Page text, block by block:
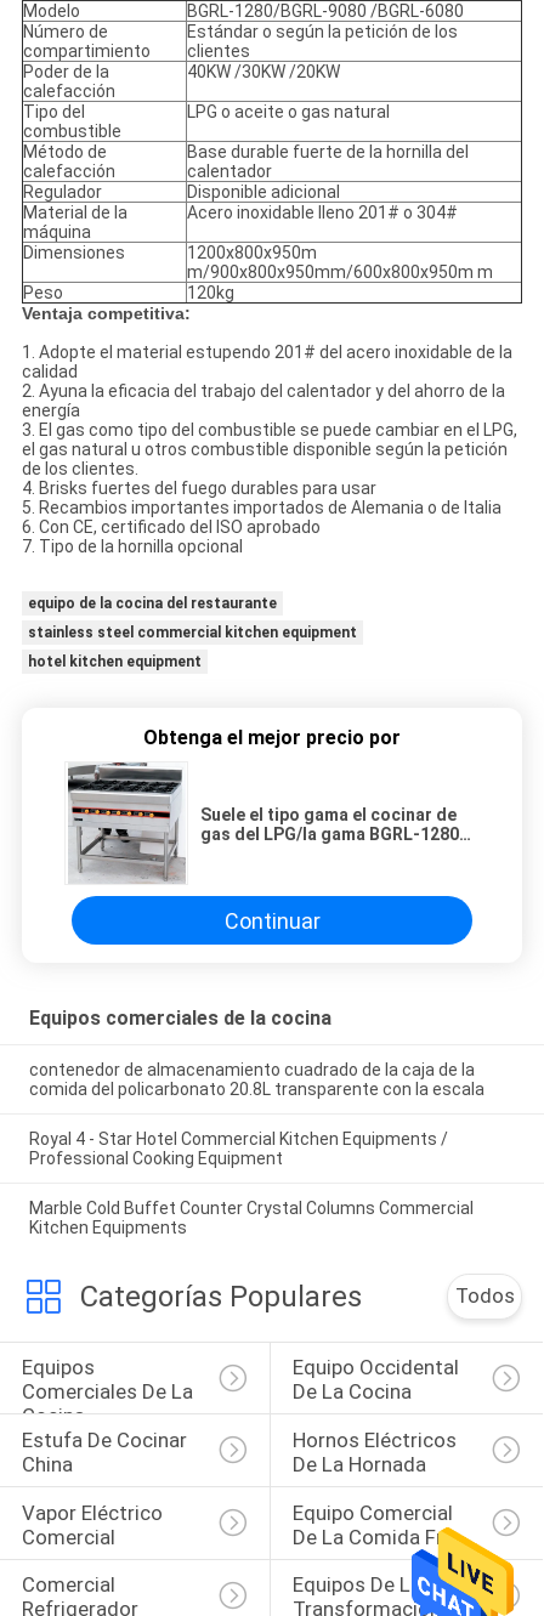
Modelo
BGRL-1280/BGRL-9080 /BGRL-6080
Número de
compartimiento
Estándar o según la petición de los
clientes
Poder de la
calefacción
40KW /30KW /20KW
Tipo del
combustible
LPG o aceite o gas natural
Método de
calefacción
Base durable fuerte de la hornilla del
calentador
Regulador
Disponible adicional
Material de la
máquina
Acero inoxidable lleno 201# o 304#
Dimensiones
1200x800x950m
m/900x800x950mm/600x800x950m m
Peso
120kg
Ventaja competitiva:
1. Adopte el material estupendo 201# del acero inoxidable de la
calidad
2. Ayuna la eficacia del trabajo del calentador y del ahorro de la
energía
3. El gas como tipo del combustible se puede cambiar en el LPG,
el gas natural u otros combustible disponible según la petición
de los clientes.
4. Brisks fuertes del fuego durables para usar
5. Recambios importantes importados de Alemania o de Italia
6. Con CE, certificado del ISO aprobado
7. Tipo de la hornilla opcional
equipo de la cocina del restaurante
stainless steel commercial kitchen equipment
hotel kitchen equipment
Obtenga el mejor precio por
Suele el tipo gama el cocinar de
gas del LPG/la gama BGRL-1280
Continuar
Equipos comerciales de la cocina
contenedor de almacenamiento cuadrado de la caja de la
comida del policarbonato 20.8L transparente con la escala
Royal 4 - Star Hotel Commercial Kitchen Equipments /
Professional Cooking Equipment
Marble Cold Buffet Counter Crystal Columns Commercial
Kitchen Equipments
Categorías Populares Todos
Equipos
Comerciales De La
Cocina
Equipo Occidental
De La Cocina
Estufa De Cocinar
China
Hornos Eléctricos
De La Hornada
Vapor Eléctrico
Comercial
Equipo Comercial
De La Comida Fría
Comercial
Refrigerador
Equipos De La
Transformación De